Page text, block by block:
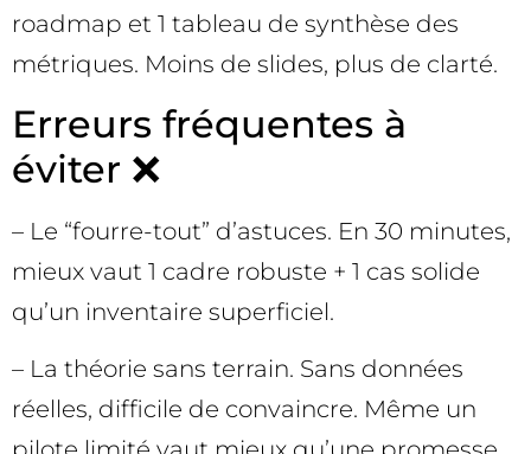
roadmap et 1 tableau de synthèse des
métriques. Moins de slides, plus de clarté.
Erreurs fréquentes à
éviter ❌
– Le “fourre-tout” d’astuces. En 30 minutes,
mieux vaut 1 cadre robuste + 1 cas solide
qu’un inventaire superficiel.
– La théorie sans terrain. Sans données
réelles, difficile de convaincre. Même un